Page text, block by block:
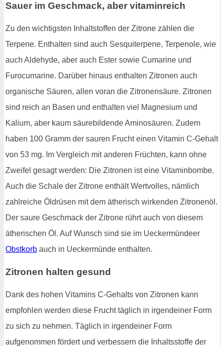
Sauer im Geschmack, aber vitaminreich
Zu den wichtigsten Inhaltstoffen der Zitrone zählen die
Terpene. Enthalten sind auch Sesquiterpene, Terpenole, wie
auch Aldehyde, aber auch Ester sowie Cumarine und
Furocumarine. Darüber hinaus enthalten Zitronen auch
organische Säuren, allen voran die Zitronensäure. Zitronen
sind reich an Basen und enthalten viel Magnesium und
Kalium, aber kaum säurebildende Aminosäuren. Zudem
haben 100 Gramm der sauren Frucht einen Vitamin C-Gehalt
von 53 mg. Im Vergleich mit anderen Früchten, kann ohne
Zweifel gesagt werden: Die Zitronen ist eine Vitaminbombe.
Auch die Schale der Zitrone enthält Wertvolles, nämlich
zahlreiche Öldrüsen mit dem ätherisch wirkenden Zitronenöl.
Der saure Geschmack der Zitrone rührt auch von diesem
ätherischen Öl. Auf Wunsch sind sie im Ueckermündeer
Obstkorb auch in Ueckermünde enthalten.
Zitronen halten gesund
Dank des hohen Vitamins C-Gehalts von Zitronen kann
empfohlen werden diese Frucht täglich in irgendeiner Form
zu sich zu nehmen. Täglich in irgendeiner Form
aufgenommen fördert und verbessern die Inhaltsstoffe der